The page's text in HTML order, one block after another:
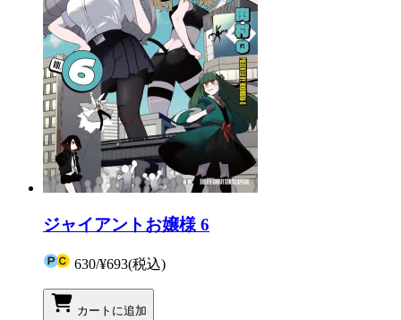
ジャイアントお嬢様 6
630/¥693(税込)
カートに追加